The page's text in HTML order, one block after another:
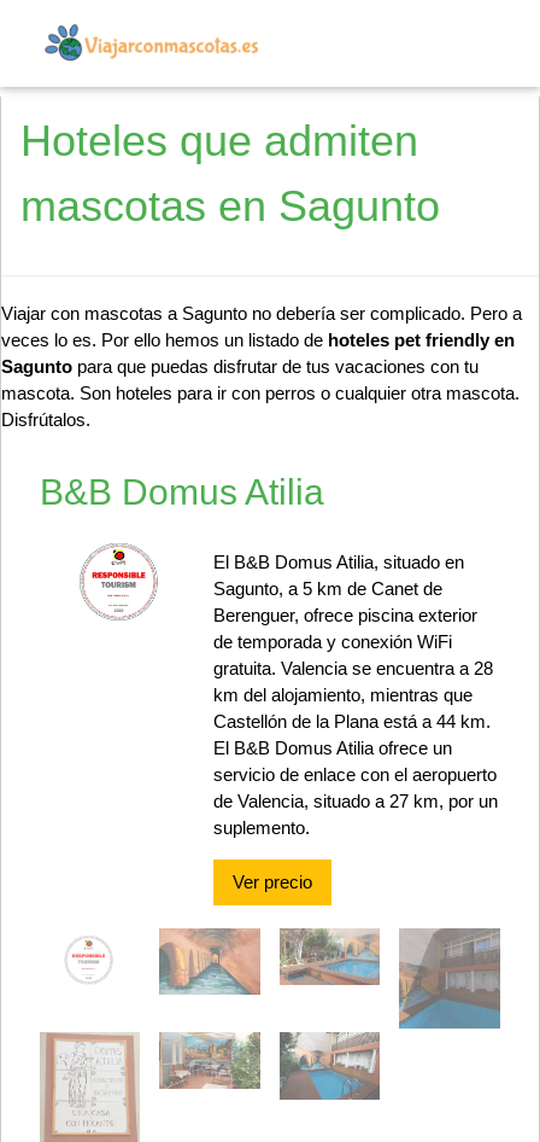
Hoteles que admiten
mascotas en Sagunto
Viajar con mascotas a Sagunto no debería ser complicado. Pero a
veces lo es. Por ello hemos un listado de hoteles pet friendly en
Sagunto para que puedas disfrutar de tus vacaciones con tu
mascota. Son hoteles para ir con perros o cualquier otra mascota.
Disfrútalos.
B&B Domus Atilia
El B&B Domus Atilia, situado en
Sagunto, a 5 km de Canet de
Berenguer, ofrece piscina exterior
de temporada y conexión WiFi
gratuita. Valencia se encuentra a 28
km del alojamiento, mientras que
Castellón de la Plana está a 44 km.
El B&B Domus Atilia ofrece un
servicio de enlace con el aeropuerto
de Valencia, situado a 27 km, por un
suplemento.
Ver precio